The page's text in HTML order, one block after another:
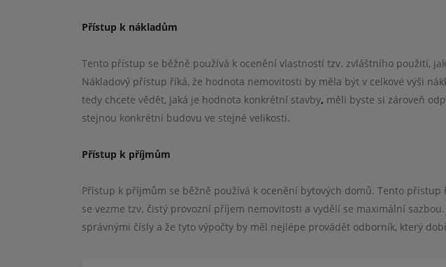
Přístup k nákladům
Tento přístup se běžně používá k ocenění vlastností tzv. zvláštního použití,
Nákladový přístup říká, že hodnota nemovitosti by měla být v celkové výši
tedy chcete vědět, jaká je hodnota konkrétní stavby, měli byste si zároveň
stejnou konkrétní budovu ve stejné velikosti.
Přístup k příjmům
Přístup k příjmům se běžně používá k ocenění bytových domů. Tento
se vezme tzv. čistý provozní příjem nemovitosti a vydělí se maximální
správnými čísly a že tyto výpočty by měl nejlépe provádět odborník, který